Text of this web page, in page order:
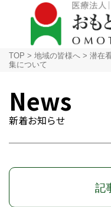
TOP > 地域の皆様へ > 潜在
集について
News
新着お知らせ
記